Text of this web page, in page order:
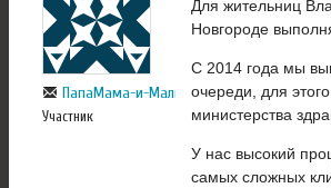
ПапаМама-и-Малыш
Участник
Для жительниц
Новгороде
С 2014 года мы
очереди, для
министерства
У нас высокий
самых сложных